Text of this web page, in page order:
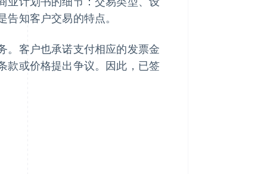
知客户交易的特点。
。客户也承诺支付相应的发票金
款或价格提出争议。因此，已签